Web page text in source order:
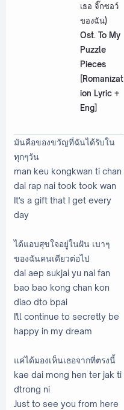
เธอ จิ๊กซอว์
ของฉัน)
Ost. To My
Puzzle
Pieces
[Romanizat
ion Lyric +
Eng]
มันคือของขวัญที่ฉันได้รับใน
ทุกๆวัน
man keu kongkwan ti chan
dai rap nai took took wan
It's a gift that I get every
day
ได้แอบสุขใจอยู่ในฝัน เบาๆ
ของฉันคนเดียวต่อไป
dai aep sukjai yu nai fan
bao bao kong chan kon
diao dto bpai
I'll continue to secretly be
happy in my dream
แค่ได้มองเห็นเธอจากที่ตรงนี้
kae dai mong hen ter jak ti
dtrong ni
Just to see you from here